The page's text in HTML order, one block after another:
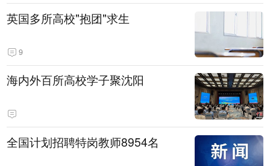
英国多所高校"抱团"求生
9
海内外百所高校学子聚沈阳
全国计划招聘特岗教师8954名